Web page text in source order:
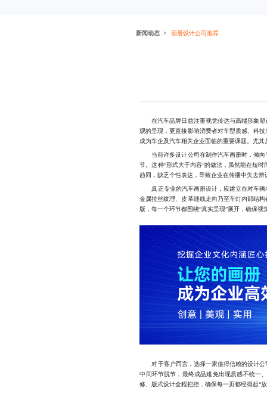
新闻动态 画册设计公司推荐
在汽车品牌日益注重视觉传达与高端形象塑
观的呈现，更直接影响消费者对车型质感、科
成为车企及汽车相关企业面临的重要课题。尤
当前许多设计公司在制作汽车画册时，倾向
节。这种“形式大于内容”的做法，虽然能在短
趋同，缺乏个性表达，导致企业在传播中失去辨
真正专业的汽车画册设计，应建立在对车辆
金属拉丝纹理、皮革缝线走向乃至车灯内部结
版，每一个环节都围绕“真实呈现”展开，确保视
对于客户而言，选择一家值得信赖的设计公
中间环节脱节，最终成品难免出现质感不统一
修、版式设计全程把控，确保每一页都经得起“